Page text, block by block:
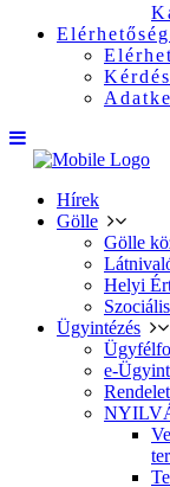
Hírek
Gölle
Gölle
Helyi
Ügyintézés
e-